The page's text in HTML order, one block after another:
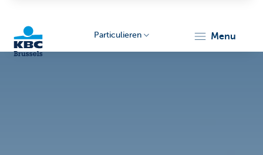
Particulieren menu